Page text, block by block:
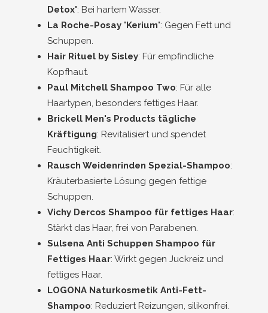
Detox': Bei hartem Wasser.
La Roche-Posay 'Kerium': Gegen Fett und
Schuppen.
Hair Rituel by Sisley: Für empfindliche
Kopfhaut.
Paul Mitchell Shampoo Two: Für alle
Haartypen, besonders fettiges Haar.
Brickell Men's Products tägliche
Kräftigung: Revitalisiert und spendet
Feuchtigkeit.
Rausch Weidenrinden Spezial-Shampoo:
Kräuterbasierte Lösung gegen fettige
Schuppen.
Vichy Dercos Shampoo für fettiges Haar:
Stärkt das Haar, frei von Parabenen.
Sulsena Anti Schuppen Shampoo für
Fettiges Haar: Wirkt gegen Juckreiz und
fettiges Haar.
LOGONA Naturkosmetik Anti-Fett-
Shampoo: Reduziert Reizungen, silikonfrei.